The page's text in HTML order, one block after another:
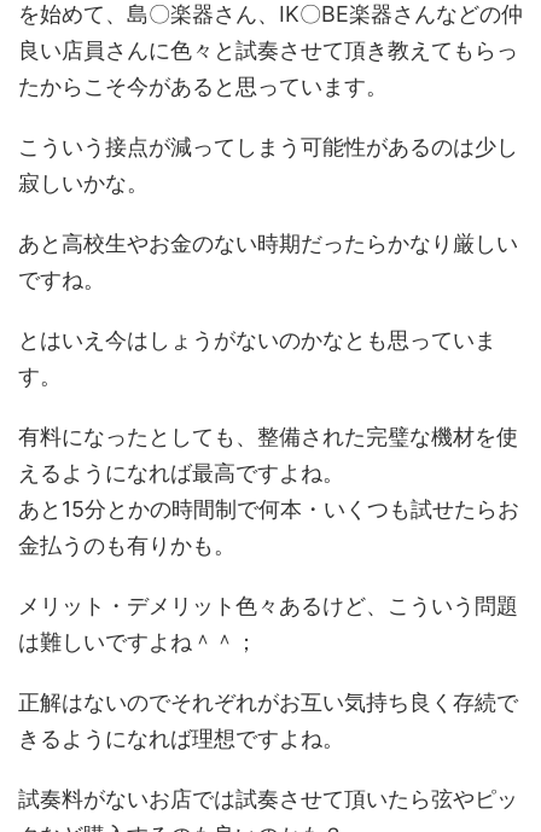
を始めて、島〇楽器さん、IK〇BE楽器さんなどの仲
良い店員さんに色々と試奏させて頂き教えてもらっ
たからこそ今があると思っています。
こういう接点が減ってしまう可能性があるのは少し
寂しいかな。
あと高校生やお金のない時期だったらかなり厳しい
ですね。
とはいえ今はしょうがないのかなとも思っていま
す。
有料になったとしても、整備された完璧な機材を使
えるようになれば最高ですよね。
あと15分とかの時間制で何本・いくつも試せたらお
金払うのも有りかも。
メリット・デメリット色々あるけど、こういう問題
は難しいですよね＾＾；
正解はないのでそれぞれがお互い気持ち良く存続で
きるようになれば理想ですよね。
試奏料がないお店では試奏させて頂いたら弦やピッ